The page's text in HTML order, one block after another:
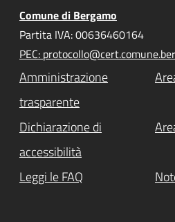
Comune di Bergamo
Partita IVA: 00636460164
PEC:
Amministrazione
trasparente
Dichiarazione di
accessibilità
Leggi le FAQ